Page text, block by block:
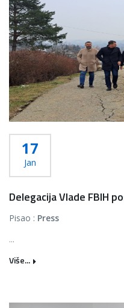
17
Jan
Delegacija Vlade FBIH
Pisao : Press
...
Više...